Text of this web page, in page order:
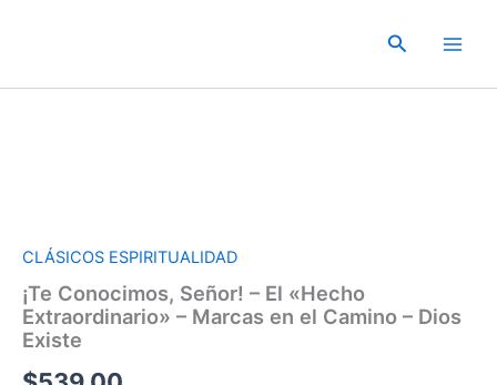
Buscar
CLÁSICOS ESPIRITUALIDAD
¡Te Conocimos, Señor! – El «Hecho
Extraordinario» – Marcas en el Camino – Dios
Existe